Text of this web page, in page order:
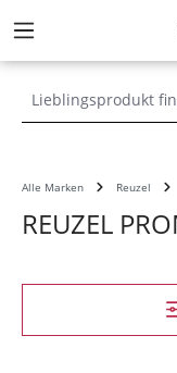
springen
Alle Marken Reuzel
REUZEL